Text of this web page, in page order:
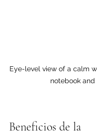
Eye-level view of a calm
notebook and
Beneficios de la